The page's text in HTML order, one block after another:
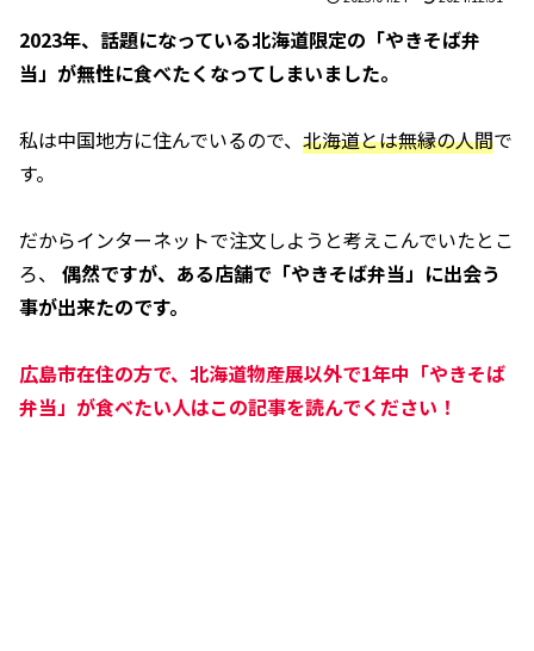
2023年、話題になっている北海道限定の「やきそば弁
当」が無性に食べたくなってしまいました。
私は中国地方に住んでいるので、 北海道とは無縁の人間で
す。
だからインターネットで注文しようと考えこんでいたとこ
ろ、 偶然ですが、ある店舗で「やきそば弁当」に出会う
事が出来たのです。
広島市在住の方で、北海道物産展以外で1年中「やきそば
弁当」が食べたい人はこの記事を読んでください！